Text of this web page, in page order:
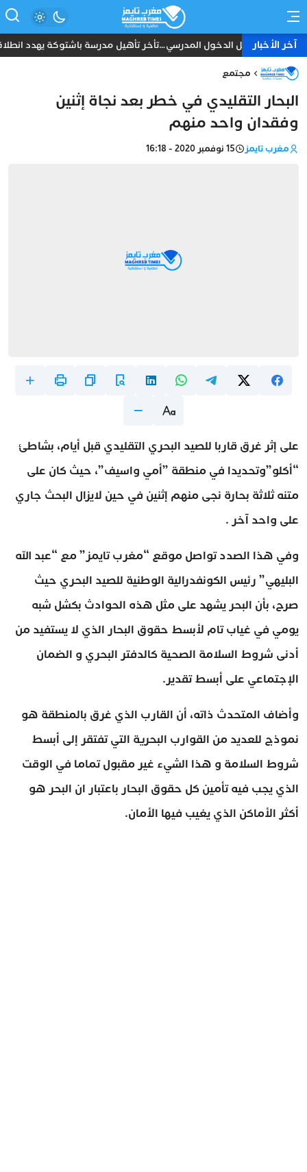
آخر الأخبارقبل الدخول المدرسي…تأخر تأهيل مدرسة باشتوكة يهدد
مجتمع
البحار التقليدي في خطر بعد نجاة إثنين
وفقدان واحد منهم
مغرب تايمز 15 نوفمبر 2020 - 16:18
على إثر غرق قاربا للصيد البحري التقليدي قبل أيام، بشاطئ
“أكلو”وتحديدا في منطقة ”أمي واسيف”، حيث كان على
متنه ثلاثة بحارة نجى منهم إثنين في حين لايزال البحث جاري
على واحد آخر .
وفي هذا الصدد تواصل موقع “مغرب تايمز” مع “عبد الله
البليهي” رئيس الكونفدرالية الوطنية للصيد البحري حيث
صرح، بأن البحر يشهد على مثل هذه الحوادث بكشل شبه
يومي في غياب تام لأبسط حقوق البحار الذي لا يستفيد من
أدنى شروط السلامة الصحية كالدفتر البحري و الضمان
الإجتماعي على أبسط تقدير.
وأضاف المتحدث ذاته، أن القارب الذي غرق بالمنطقة هو
نموذج للعديد من القوارب البحرية التي تفتقر إلى أبسط
شروط السلامة و هذا الشيء غير مقبول تماما في الوقت
الذي يجب فيه تأمين كل حقوق البحار باعتبار ان البحر هو
أكثر الأماكن الذي يغيب فيها الأمان.